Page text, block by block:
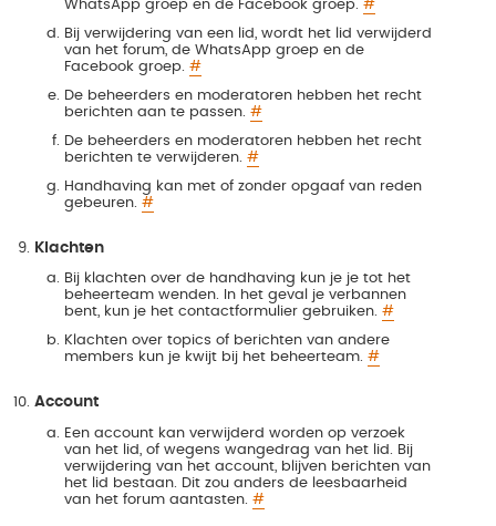
WhatsApp groep en de Facebook groep. #
Bij verwijdering van een lid, wordt het lid verwijderd
van het forum, de WhatsApp groep en de
Facebook groep. #
De beheerders en moderatoren hebben het recht
berichten aan te passen. #
De beheerders en moderatoren hebben het recht
berichten te verwijderen. #
Handhaving kan met of zonder opgaaf van reden
gebeuren. #
Klachten
Bij klachten over de handhaving kun je je tot het
beheerteam wenden. In het geval je verbannen
bent, kun je het contactformulier gebruiken. #
Klachten over topics of berichten van andere
members kun je kwijt bij het beheerteam. #
Account
Een account kan verwijderd worden op verzoek
van het lid, of wegens wangedrag van het lid. Bij
verwijdering van het account, blijven berichten van
het lid bestaan. Dit zou anders de leesbaarheid
van het forum aantasten. #